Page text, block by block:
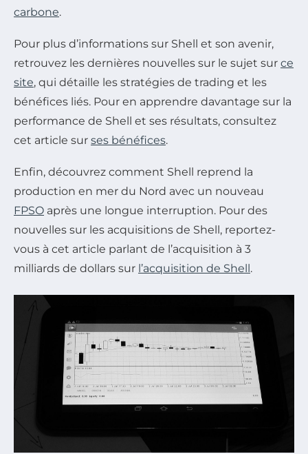
carbone.
Pour plus d’informations sur Shell et son avenir,
retrouvez les dernières nouvelles sur le sujet sur ce
site, qui détaille les stratégies de trading et les
bénéfices liés. Pour en apprendre davantage sur la
performance de Shell et ses résultats, consultez
cet article sur ses bénéfices.
Enfin, découvrez comment Shell reprend la
production en mer du Nord avec un nouveau
FPSO après une longue interruption. Pour des
nouvelles sur les acquisitions de Shell, reportez-
vous à cet article parlant de l’acquisition à 3
milliards de dollars sur l’acquisition de Shell.